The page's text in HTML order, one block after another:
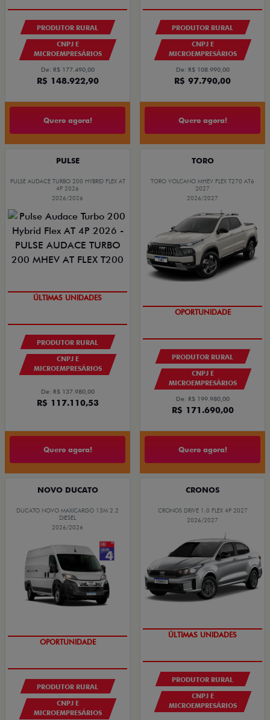
PRODUTOR RURAL
CNPJ E
MICROEMPRESÁRIOS
De: R$ 177.490,00
R$ 148.922,90
Quero agora!
PRODUTOR RURAL
CNPJ E
MICROEMPRESÁRIOS
De: R$ 108.990,00
R$ 97.790,00
Quero agora!
PULSE
PULSE AUDACE TURBO 200 HYBRID FLEX AT
4P 2026
2026/2026
GRANDE CHANCE FIAT
PRODUTOR RURAL
CNPJ E
MICROEMPRESÁRIOS
De: R$ 137.980,00
R$ 117.110,53
Quero agora!
TORO
TORO VOLCANO MHEV FLEX T270 AT6
2027
2026/2027
GRANDE CHANCE FIAT
PRODUTOR RURAL
CNPJ E
MICROEMPRESÁRIOS
De: R$ 199.980,00
R$ 171.690,00
Quero agora!
NOVO DUCATO
DUCATO NOVO MAXICARGO 13M 2.2
DIESEL
2026/2026
GRANDE CHANCE FIAT
PRODUTOR RURAL
CNPJ E
MICROEMPRESÁRIOS
CRONOS
CRONOS DRIVE 1.0 FLEX 4P 2027
2026/2027
GRANDE CHANCE FIAT
PRODUTOR RURAL
CNPJ E
MICROEMPRESÁRIOS